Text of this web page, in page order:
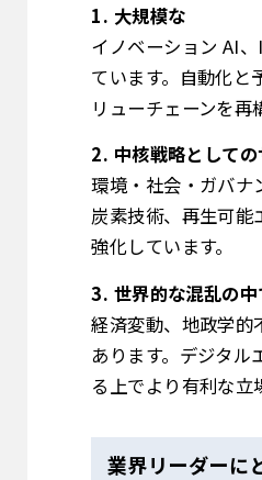
1. 大規模な
イノベーション AI
ています。自動化と
リューチェーンを再
2. 中核戦略として
環境・社会・ガバナ
炭素技術、再生可能
強化しています。
3. 世界的な混乱の中
経済変動、地政学的
あります。デジタル
る上でより有利な立
業界リーダーに